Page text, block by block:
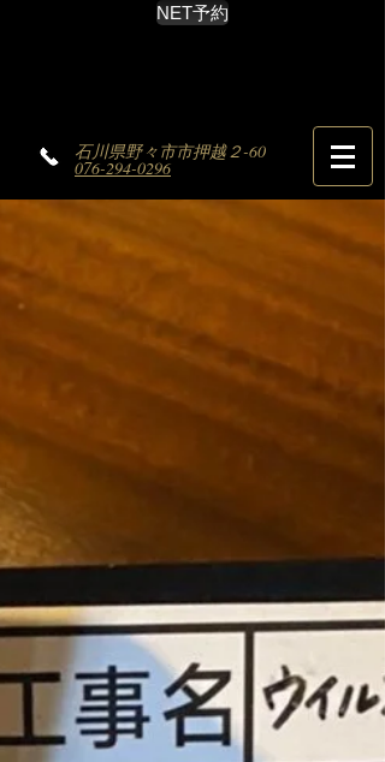
NET予約
石川県野々市市押越２-60
076-294-0296